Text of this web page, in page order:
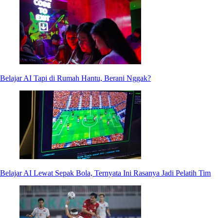
Belajar AI Tapi di Rumah Hantu, Berani Nggak?
Belajar AI Lewat Sepak Bola, Ternyata Ini Rasanya Jadi Pelatih Tim